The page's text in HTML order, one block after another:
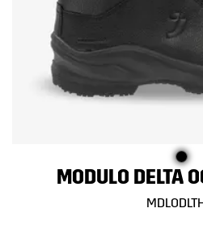
MODULO DELTA